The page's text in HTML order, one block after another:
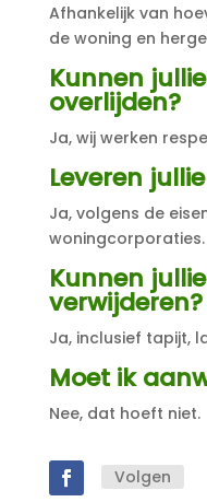
Afhankelijk van
de woning en
Kunnen
overlijden?
Ja, wij werken
Leveren
Ja, volgens de
woningcorporaties.
Kunnen
verwijderen?
Ja, inclusief tapijt,
Moet ik
Nee, dat hoeft niet.
Volgen